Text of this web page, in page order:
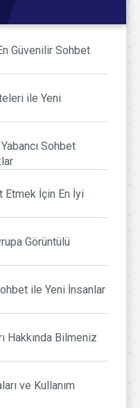
Güvenilir Sohbet
ile Yeni
Sohbet
Etmek İçin En İyi
Görüntülü
ile Yeni İnsanlar
Hakkında Bilmeniz
ve Kullanım